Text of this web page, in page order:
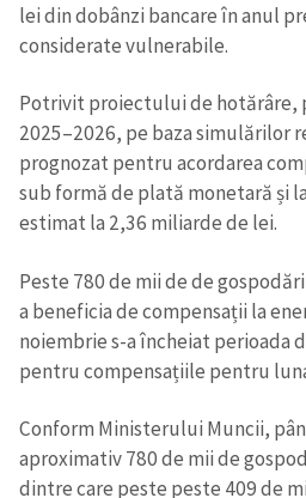
lei din dobânzi bancare în anul
considerate vulnerabile.
Potrivit proiectului de hotărâre,
2025–2026, pe baza simulărilor
prognozat pentru acordarea
sub formă de plată monetară și
estimat la 2,36 miliarde de lei.
Peste 780 de mii de de
a beneficia de compensații la
noiembrie s-a încheiat perioada
pentru compensațiile pentru
Conform Ministerului Muncii,
aproximativ 780 de mii de
dintre care peste peste 409 de